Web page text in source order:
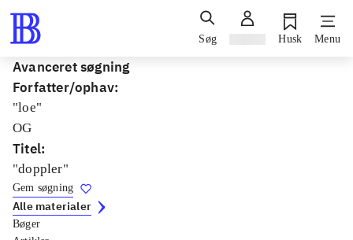
Søg Husk Menu
Avanceret søgning
Forfatter/ophav:
"loe"
OG
Titel:
"doppler"
Gem søgning
Alle materialer
Bøger